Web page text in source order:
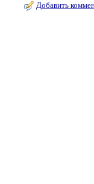
Добавить